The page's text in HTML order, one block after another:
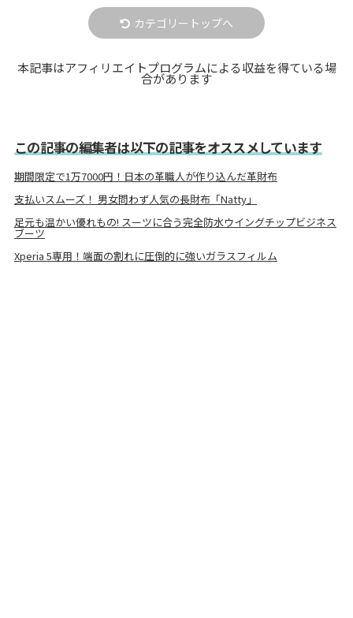
カテゴリートップへ
本記事はアフィリエイトプログラムによる収益を得ている場
合があります
この記事の編集者は以下の記事をオススメしています
期間限定で1万7000円！日本の革職人が作り込んだ革財布
支払いスムーズ！ 男女問わず人気の長財布「Natty」
足元も温かい優れもの! スーツに合う完全防水ウイングチップビジネス
ブーツ
Xperia 5専用！端面の割れに圧倒的に強いガラスフィルム